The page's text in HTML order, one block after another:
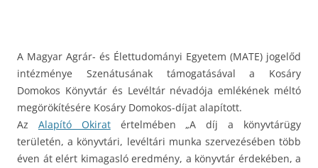
A Magyar Agrár- és Élettudományi Egyetem (MATE) jogelőd
intézménye Szenátusának támogatásával a Kosáry
Domokos Könyvtár és Levéltár névadója emlékének méltó
megörökítésére Kosáry Domokos-díjat alapított.
Az Alapító Okiratértelmében „A díj a könyvtárügy
területén, a könyvtári, levéltári munka szervezésében több
éven át elért kimagasló eredmény, a könyvtár érdekében, a